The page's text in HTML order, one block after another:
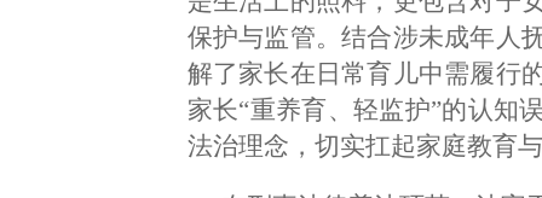
保护与监管。结合涉未成年人
解了家长在日常育儿中需履行
家长“重养育、轻监护”的认知
法治理念，切实扛起家庭教育